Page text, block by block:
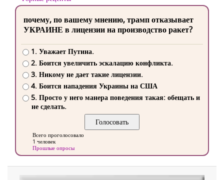
почему, по вашему мнению, трамп отказывает
УКРАИНЕ в лицензии на производство ракет?
1. Уважает Путина.
2. Боится увеличить эскалацию конфликта.
3. Никому не дает такие лицензии.
4. Боится нападения Украины на США
5. Просто у него манера поведения такая: обещать и
не сделать.
Всего проголосовало
1 человек
Прошлые опросы